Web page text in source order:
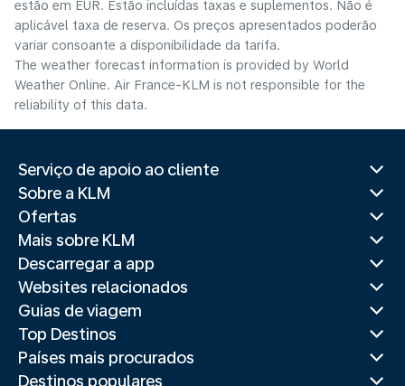
estão em EUR. Estão incluídas taxas e suplementos. Não é
aplicável taxa de reserva. Os preços apresentados poderão
variar consoante a disponibilidade da tarifa.
The weather forecast information is provided by World
Weather Online. Air France-KLM is not responsible for the
reliability of this data.
Serviço de apoio ao cliente
Sobre a KLM
Ofertas
Mais sobre KLM
Descarregar a app
Websites relacionados
Guias de viagem
Top Destinos
Países mais procurados
Destinos populares